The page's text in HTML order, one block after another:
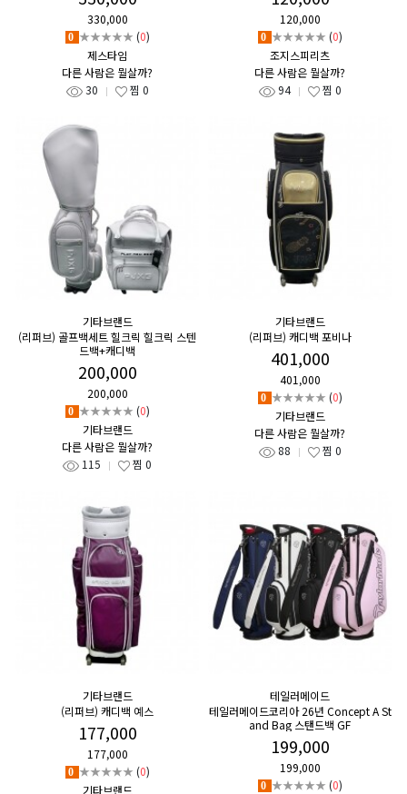
330,000
0 ★★★★★ (0)
제스타임
다른 사람은 뭘살까?
30
찜 0
120,000
0 ★★★★★ (0)
조지스피리츠
다른 사람은 뭘살까?
94
찜 0
기타브랜드
(리퍼브) 골프백세트 힐크릭 힐크릭 스텐
드백+캐디백
200,000
200,000
0 ★★★★★ (0)
기타브랜드
다른 사람은 뭘살까?
115
찜 0
기타브랜드
(리퍼브) 캐디백 포비나
401,000
401,000
0 ★★★★★ (0)
기타브랜드
다른 사람은 뭘살까?
88
찜 0
기타브랜드
(리퍼브) 캐디백 예스
177,000
177,000
0 ★★★★★ (0)
기타브랜드
테일러메이드
테일러메이드코리아 26년 Concept A St
and Bag 스탠드백 GF
199,000
199,000
0 ★★★★★ (0)